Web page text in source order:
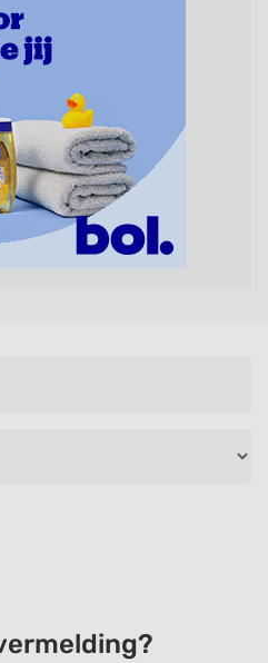
De vermelde kappers
knippen, föhnen en kleuren,
balyage, invlechten,
een
make-up & visagie,
het trimmen van
de zoekresultaten
specialisatie filter en u